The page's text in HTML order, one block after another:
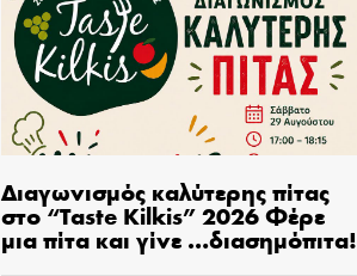
Διαγωνισμός καλύτερης πίτας
στο “Taste Kilkis” 2026 Φέρε
μια πίτα και γίνε …διασημόπιτα!